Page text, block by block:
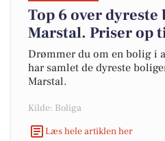
Top 6 over
Marstal. Priser op
Drømmer du om en bolig i
har samlet de dyreste
Marstal.
Kilde: Boliga
Læs hele artiklen her